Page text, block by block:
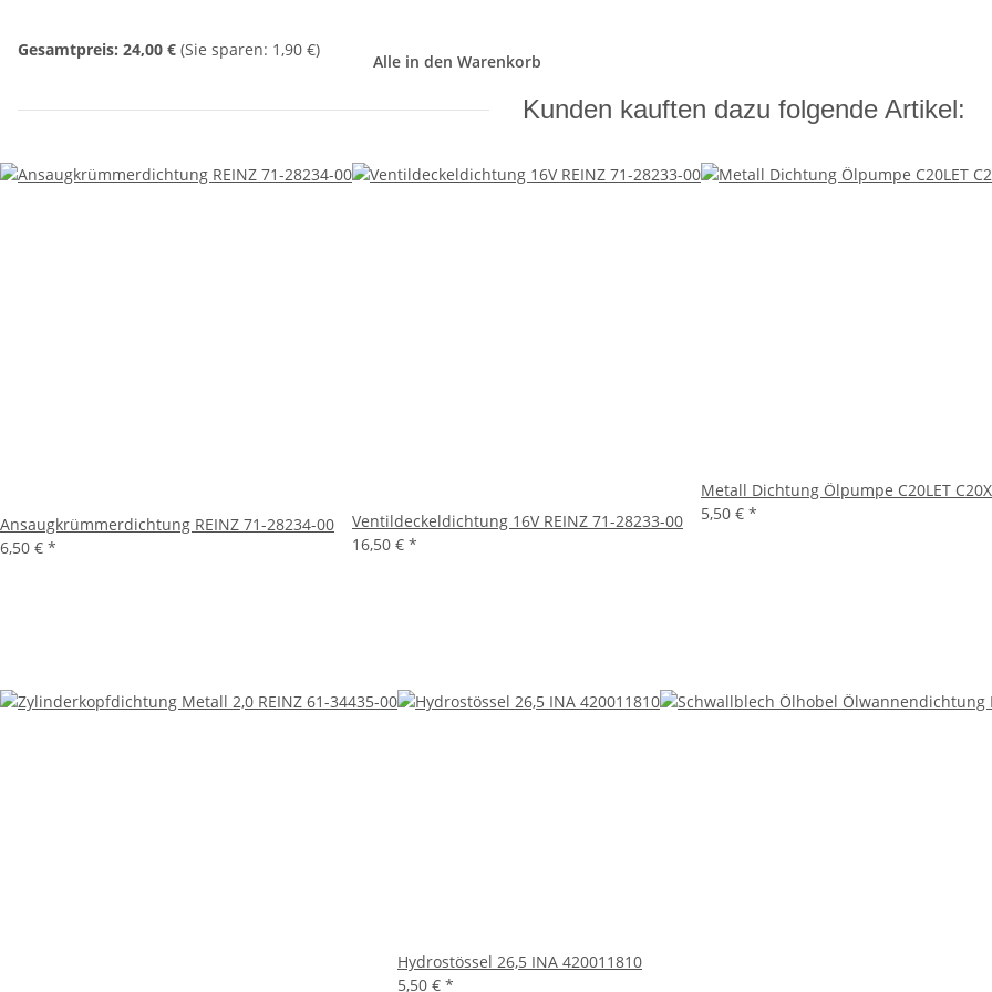
Gesamtpreis: 24,00 € (Sie sparen: 1,90 €)
Alle in den Warenkorb
Kunden kauften dazu folgende Artikel:
Ansaugkrümmerdichtung REINZ 71-28234-00
6,50 € *
Ventildeckeldichtung 16V REINZ 71-28233-00
16,50 € *
Metall Dichtung Ölpumpe C20LET
5,50 € *
Hydrostössel 26,5 INA 420011810
5,50 € *